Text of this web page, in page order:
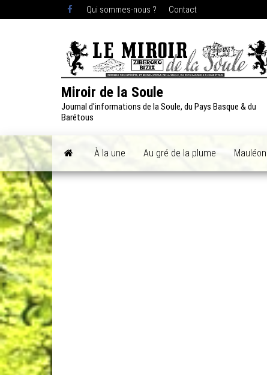
Qui sommes-nous ? Contact
Miroir de la Soule
Journal d'informations de la Soule, du Pays Basque & du
Barétous
À la une Au gré de la plume Mauléon